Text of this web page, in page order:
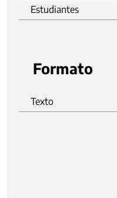
Estudiantes
Formato
Texto